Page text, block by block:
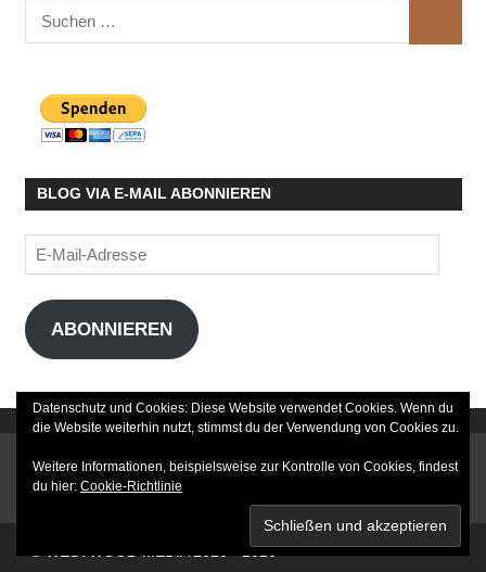
Suchen
nach:
BLOG VIA E-MAIL ABONNIEREN
E-
Mail-
Adresse
ABONNIEREN
Datenschutz und Cookies: Diese Website verwendet Cookies. Wenn du
die Website weiterhin nutzt, stimmst du der Verwendung von Cookies zu.
Weitere Informationen, beispielsweise zur Kontrolle von Cookies, findest
du hier: Cookie-Richtlinie
© WESTWOOD MEDIA 2020 - 2026